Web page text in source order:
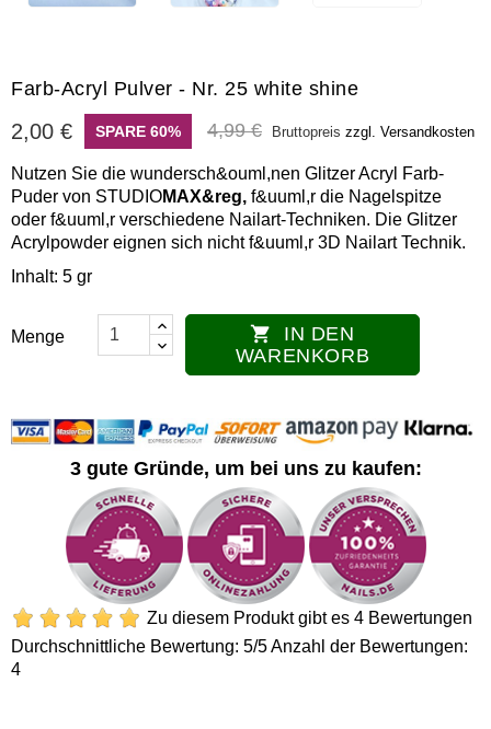
Farb-Acryl Pulver - Nr. 25 white shine
2,00 € SPARE 60% 4,99 € Bruttopreis zzgl. Versandkosten
Nutzen Sie die wundersch&ouml,nen Glitzer Acryl Farb-
Puder von STUDIOMAX&reg, f&uuml,r die Nagelspitze
oder f&uuml,r verschiedene Nailart-Techniken. Die Glitzer
Acrylpowder eignen sich nicht f&uuml,r 3D Nailart Technik.
Inhalt: 5 gr
Menge 
WARENKORB
3 gute Gründe, um bei uns zu kaufen:
Zu diesem Produkt gibt es 4 Bewertungen
Durchschnittliche Bewertung: 5/5 Anzahl der Bewertungen:
4